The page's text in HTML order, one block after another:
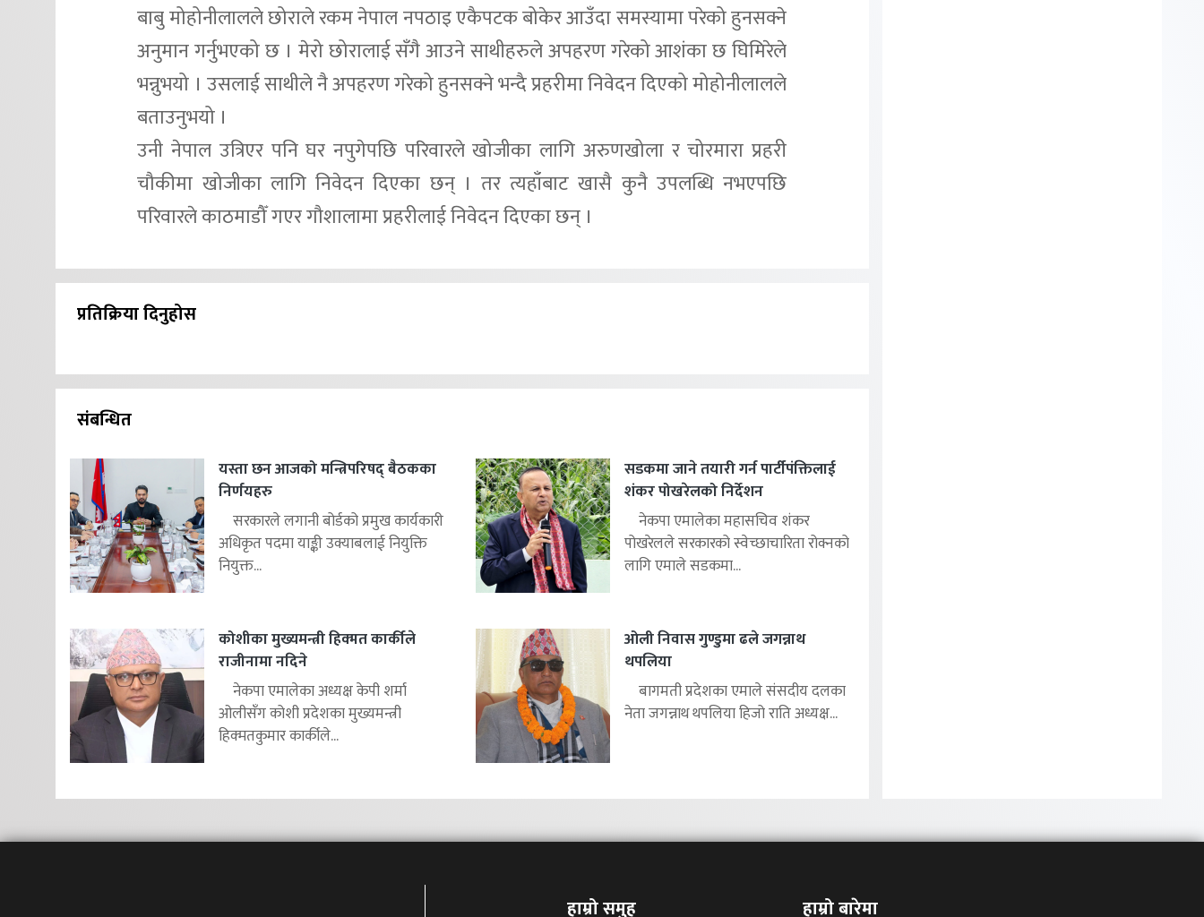
बाबु मोहोनीलालले छोराले रकम नेपाल नपठाइ एकैपटक बोकेर आउँदा समस्यामा परेको हुनसक्ने
अनुमान गर्नुभएको छ । मेरो छोरालाई सँगै आउने साथीहरुले अपहरण गरेको आशंका छ घिमिरेले
भन्नुभयो । उसलाई साथीले नै अपहरण गरेको हुनसक्ने भन्दै प्रहरीमा निवेदन दिएको मोहोनीलालले
बताउनुभयो ।
उनी नेपाल उत्रिएर पनि घर नपुगेपछि परिवारले खोजीका लागि अरुणखोला र चोरमारा प्रहरी
चौकीमा खोजीका लागि निवेदन दिएका छन् । तर त्यहाँबाट खासै कुनै उपलब्धि नभएपछि
परिवारले काठमाडौँ गएर गौशालामा प्रहरीलाई निवेदन दिएका छन् ।
प्रतिक्रिया दिनुहोस
संबन्धित
यस्ता छन आजको मन्त्रिपरिषद् बैठकका
निर्णयहरु
सरकारले लगानी बोर्डको प्रमुख कार्यकारी
अधिकृत पदमा याङ्की उक्याबलाई नियुक्ति
नियुक्त...
सडकमा जाने तयारी गर्न पार्टीपंक्तिलाई
शंकर पोखरेलको निर्देशन
नेकपा एमालेका महासचिव शंकर
पोखरेलले सरकारको स्वेच्छाचारिता रोक्नको
लागि एमाले सडकमा...
कोशीका मुख्यमन्त्री हिक्मत कार्कीले
राजीनामा नदिने
नेकपा एमालेका अध्यक्ष केपी शर्मा
ओलीसँग कोशी प्रदेशका मुख्यमन्त्री
हिक्मतकुमार कार्कीले...
ओली निवास गुण्डुमा ढले जगन्नाथ
थपलिया
बागमती प्रदेशका एमाले संसदीय दलका
नेता जगन्नाथ थपलिया हिजो राति अध्यक्ष...
हाम्रो समुह हाम्रो बारेमा